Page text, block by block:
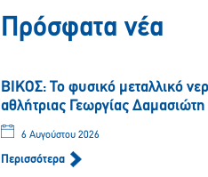
Πρόσφατα νέα
ΒΙΚΟΣ: Το φυσικό μεταλλικό
αθλήτριας Γεωργίας Δαμασιώτη
6 Αυγούστου 2026
Περισσότερα